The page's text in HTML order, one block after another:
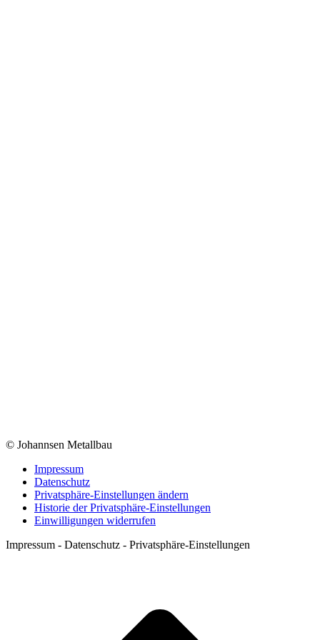
© Johannsen Metallbau
Impressum
Datenschutz
Privatsphäre-Einstellungen ändern
Historie der Privatsphäre-Einstellungen
Einwilligungen widerrufen
Impressum - Datenschutz - Privatsphäre-Einstellungen